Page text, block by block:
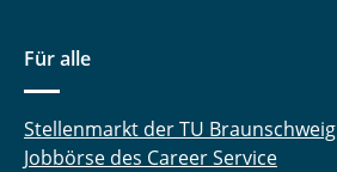
Für alle
Stellenmarkt der TU Braunschweig
Jobbörse des Career Service